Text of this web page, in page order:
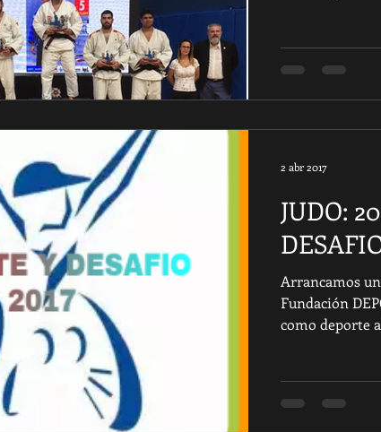
JUDO:
Arrancamos
Fundación
como deporte
2 abr 2017